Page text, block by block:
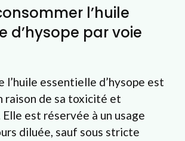
l’huile
d’hysope par voie
l’huile essentielle d’hysope est
raison de sa toxicité et
est réservée à un usage
diluée, sauf sous stricte